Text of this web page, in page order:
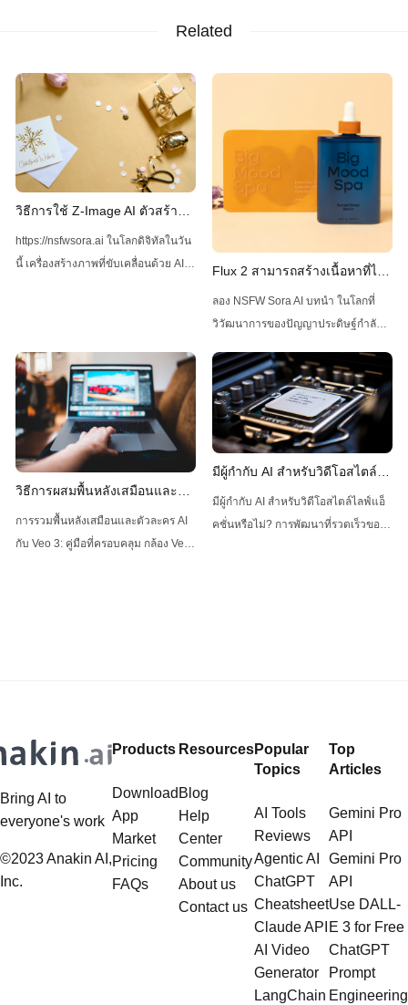
Related
วิธีการใช้ Z-Image AI ตัวสร้าง
ภาพโดยไม่มีข้อจำกัด
https://nsfwsora.ai ในโลกดิจิทัลในวัน
นี้ เครื่องสร้างภาพที่ขับเคลื่อนด้วย AI
โซลูชันที่เป็นที่โดดเด่นคือ Z-Image AI
ซึ่งเป็นเครื่องมือที่มีความหลากหลาย
และใช้
Flux 2 สามารถสร้างเนื้อหาที่ไม่
เหมาะสมได้โดยไม่มีข้อจำกัด
หรือไม่
ลอง NSFW Sora AI บทนำ ในโลกที่
วิวัฒนาการของปัญญาประดิษฐ์กำลัง
ได้สร้างความกระเพื่อมอย่างมากใน
ด้านความสามารถในการสร้างภาพ:
Flux 2 ซึ่งพัฒนาโดย Black Forest
Labs Flux 2 ซึ่งเป็นผู้สืบทอดของ Flux
ความสามารถในการสร้างภาพคุณภาพ
สูงที่ไม่
วิธีการผสมพื้นหลังเสมือนและตัว
ละคร AI ใน Veo 3
การรวมพื้นหลังเสมือนและตัวละคร AI
กับ Veo 3: คู่มือที่ครอบคลุม กล้อง Veo
มีผู้กำกับ AI สำหรับวิดีโอสไตล์
ไลฟ์แอ็กชันหรือไม่?
มีผู้กำกับ AI สำหรับวิดีโอสไตล์ไลฟ์แอ็
คชั่นหรือไม่? การพัฒนาที่รวดเร็วของ
Bring AI to
everyone's work
©2023 Anakin AI,
Inc.
Products
Download
App
Market
Pricing
FAQs
Resources
Blog
Help
Center
Community
About us
Contact us
Popular
Topics
AI Tools
Reviews
Agentic AI
ChatGPT
Cheatsheet
Claude API
AI Video
Generator
LangChain
Top
Articles
Gemini Pro
API
Gemini Pro
API
Use DALL-
E 3 for Free
ChatGPT
Prompt
Engineering